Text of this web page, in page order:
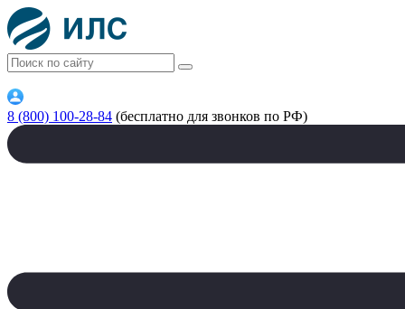
8 (800) 100-28-84 (бесплатно для звонков по РФ)